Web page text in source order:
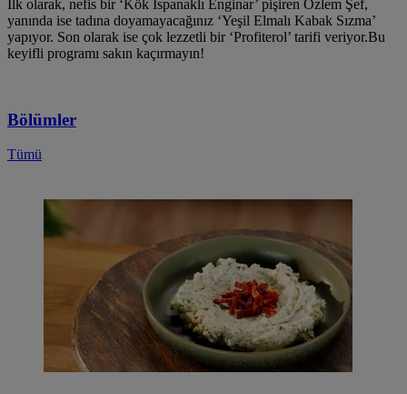
İlk olarak, nefis bir ‘Kök Ispanaklı Enginar’ pişiren Özlem Şef,
yanında ise tadına doyamayacağınız ‘Yeşil Elmalı Kabak Sızma’
yapıyor. Son olarak ise çok lezzetli bir ‘Profiterol’ tarifi veriyor.Bu
keyifli programı sakın kaçırmayın!
Bölümler
Tümü